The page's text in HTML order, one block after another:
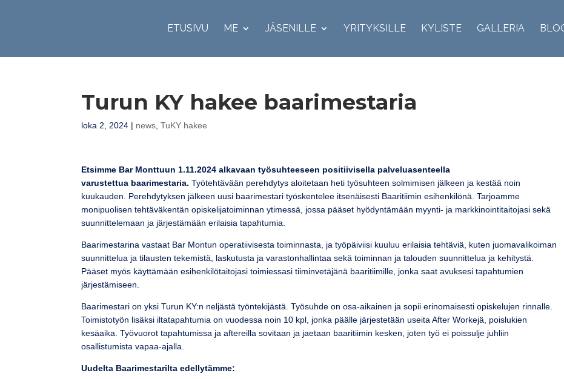
ETUSIVU ME JÄSENILLE YRITYKSILLE KYLISTE GALLERIA
Turun KY hakee baarimestaria
loka 2, 2024 | news ,TuKY hakee
Etsimme Bar Monttuun 1.11.2024 alkavaan työsuhteeseen positiivisella palveluasenteella
varustettua baarimestaria. Työtehtävään perehdytys aloitetaan heti työsuhteen solmimisen jälkeen ja kestää noin
kuukauden. Perehdytyksen jälkeen uusi baarimestari työskentelee itsenäisesti Baaritiimin esihenkilönä. Tarjoamme
monipuolisen tehtäväkentän opiskelijatoiminnan ytimessä, jossa pääset hyödyntämään myynti- ja markkinointitaitojasi sekä
suunnittelemaan ja järjestämään erilaisia tapahtumia.
Baarimestarina vastaat Bar Montun operatiivisesta toiminnasta, ja työpäiviisi kuuluu erilaisia tehtäviä, kuten juomavalikoiman
suunnittelua ja tilausten tekemistä, laskutusta ja varastonhallintaa sekä toiminnan ja talouden suunnittelua ja kehitystä.
Pääset myös käyttämään esihenkilötaitojasi toimiessasi tiiminvetäjänä baaritiimille, jonka saat avuksesi tapahtumien
järjestämiseen.
Baarimestari on yksi Turun KY:n neljästä työntekijästä. Työsuhde on osa-aikainen ja sopii erinomaisesti opiskelujen rinnalle.
Toimistotyön lisäksi iltatapahtumia on vuodessa noin 10 kpl, jonka päälle järjestetään useita After Workejä, poislukien
kesäaika. Työvuorot tapahtumissa ja aftereilla sovitaan ja jaetaan baaritiimin kesken, joten työ ei poissulje juhliin
osallistumista vapaa-ajalla.
Uudelta Baarimestarilta edellytämme: